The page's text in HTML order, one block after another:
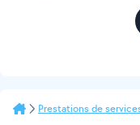
Prestations de